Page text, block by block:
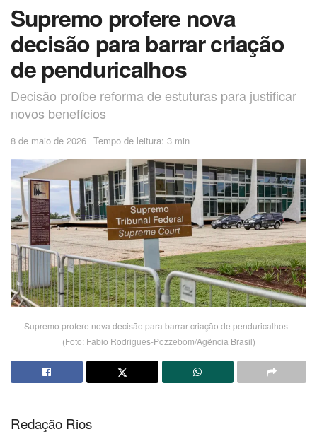
Supremo profere nova
decisão para barrar criação
de penduricalhos
Decisão proíbe reforma de estuturas para justificar
novos benefícios
8 de maio de 2026 Tempo de leitura: 3 min
Supremo profere nova decisão para barrar criação de penduricalhos -
(Foto: Fabio Rodrigues-Pozzebom/Agência Brasil)
Redação Rios